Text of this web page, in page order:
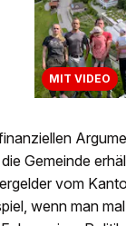
MIT VIDEO
Gemeinde
vom
wenn man